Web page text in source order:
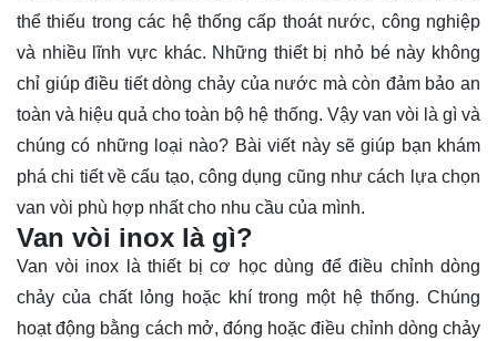
thể thiếu trong các hệ thống cấp thoát nước, công nghiệp
và nhiều lĩnh vực khác. Những thiết bị nhỏ bé này không
chỉ giúp điều tiết dòng chảy của nước mà còn đảm bảo an
toàn và hiệu quả cho toàn bộ hệ thống. Vậy van vòi là gì và
chúng có những loại nào? Bài viết này sẽ giúp bạn khám
phá chi tiết về cấu tạo, công dụng cũng như cách lựa chọn
van vòi phù hợp nhất cho nhu cầu của mình.
Van vòi inox là gì?
Van vòi inox là thiết bị cơ học dùng để điều chỉnh dòng
chảy của chất lỏng hoặc khí trong một hệ thống. Chúng
hoạt động bằng cách mở, đóng hoặc điều chỉnh dòng chảy